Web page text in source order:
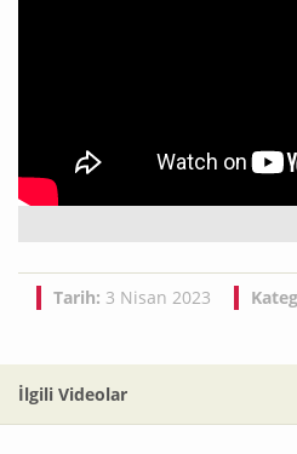
Tarih: 3 Nisan 2023
İlgili Videolar